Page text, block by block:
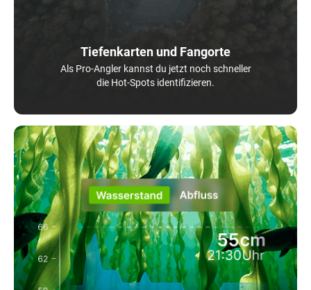
Tiefenkarten und Fangorte
Als Pro-Angler kannst du jetzt noch schneller
die Hot-Spots identifizieren.